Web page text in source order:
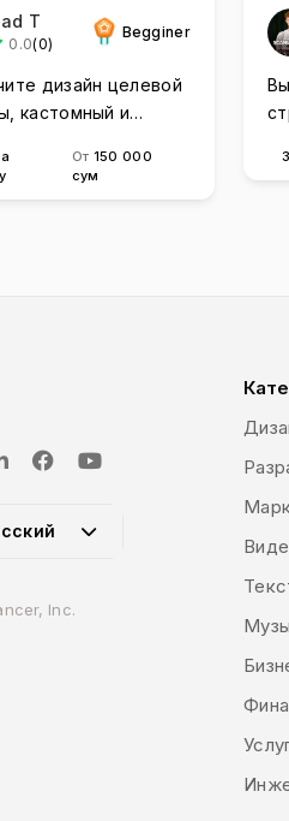
T
0.0(0)
Begginer
дизайн целевой
кастомный и
От 150 000
сум
Inc.